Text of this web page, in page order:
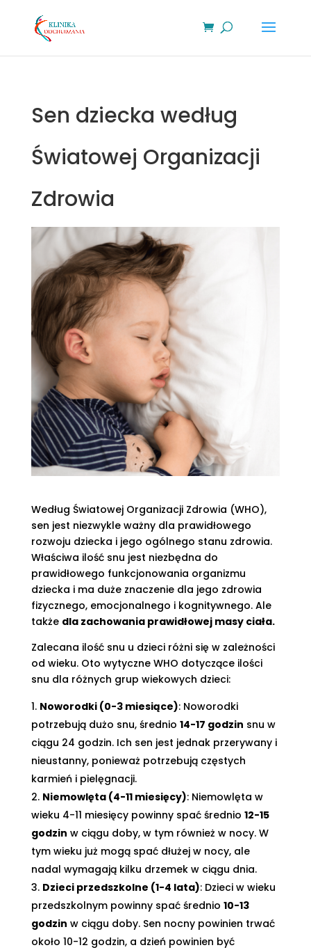
Sen dziecka według
Światowej Organizacji
Zdrowia
Według Światowej Organizacji Zdrowia (WHO),
sen jest niezwykle ważny dla prawidłowego
rozwoju dziecka i jego ogólnego stanu zdrowia.
Właściwa ilość snu jest niezbędna do
prawidłowego funkcjonowania organizmu
dziecka i ma duże znaczenie dla jego zdrowia
fizycznego, emocjonalnego i kognitywnego. Ale
także dla zachowania prawidłowej masy ciała.
Zalecana ilość snu u dzieci różni się w zależności
od wieku. Oto wytyczne WHO dotyczące ilości
snu dla różnych grup wiekowych dzieci:
Noworodki (0-3 miesiące): Noworodki
potrzebują dużo snu, średnio 14-17 godzin snu w
ciągu 24 godzin. Ich sen jest jednak przerywany i
nieustanny, ponieważ potrzebują częstych
karmień i pielęgnacji.
Niemowlęta (4-11 miesięcy): Niemowlęta w
wieku 4-11 miesięcy powinny spać średnio 12-15
godzin w ciągu doby, w tym również w nocy. W
tym wieku już mogą spać dłużej w nocy, ale
nadal wymagają kilku drzemek w ciągu dnia.
Dzieci przedszkolne (1-4 lata): Dzieci w wieku
przedszkolnym powinny spać średnio 10-13
godzin w ciągu doby. Sen nocny powinien trwać
około 10-12 godzin, a dzień powinien być